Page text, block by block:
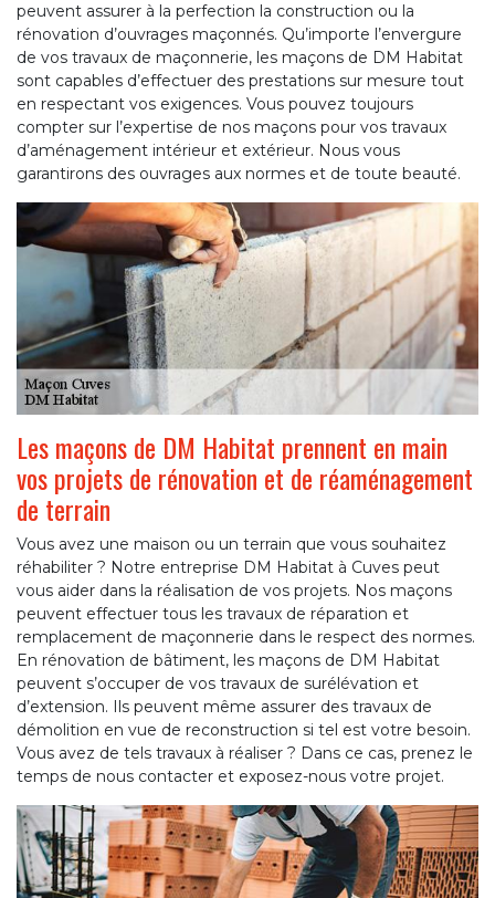
peuvent assurer à la perfection la construction ou la
rénovation d’ouvrages maçonnés. Qu’importe l’envergure
de vos travaux de maçonnerie, les maçons de DM Habitat
sont capables d’effectuer des prestations sur mesure tout
en respectant vos exigences. Vous pouvez toujours
compter sur l’expertise de nos maçons pour vos travaux
d’aménagement intérieur et extérieur. Nous vous
garantirons des ouvrages aux normes et de toute beauté.
Les maçons de DM Habitat prennent en main
vos projets de rénovation et de réaménagement
de terrain
Vous avez une maison ou un terrain que vous souhaitez
réhabiliter ? Notre entreprise DM Habitat à Cuves peut
vous aider dans la réalisation de vos projets. Nos maçons
peuvent effectuer tous les travaux de réparation et
remplacement de maçonnerie dans le respect des normes.
En rénovation de bâtiment, les maçons de DM Habitat
peuvent s’occuper de vos travaux de surélévation et
d’extension. Ils peuvent même assurer des travaux de
démolition en vue de reconstruction si tel est votre besoin.
Vous avez de tels travaux à réaliser ? Dans ce cas, prenez le
temps de nous contacter et exposez-nous votre projet.